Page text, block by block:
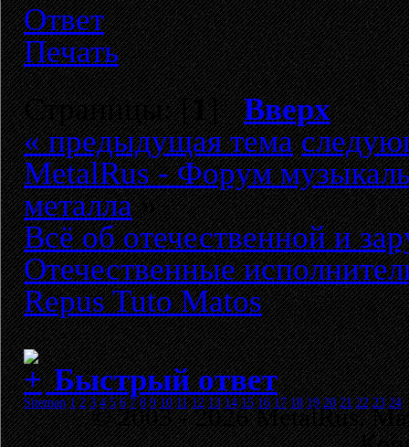
Ответ
Печать
Страницы: [1]Вверх
« предыдущая тема
MetalRus - Форум
металла»
Всё об отечественной и
Отечественные
Repus Tuto Matos
Быстрый ответ
Sitemap 1 2 3 4 5 6 7 8 9 10 11 12 13 14 15 16 17 18 19 20 21 22 23 24
© 2003 - 2026 MetalRus.